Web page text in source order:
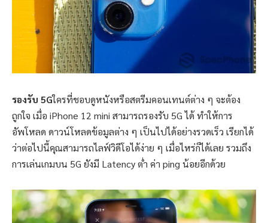
รองรับ 5Gใครที่ชอบดูหนังหรือสตรีมคอนเทนต์ต่าง ๆ จะต้อง
ถูกใจ เมื่อ iPhone 12 mini สามารถรองรับ 5G ได้ ทำให้การ
อัพโหลด ดาวน์โหลดข้อมูลต่าง ๆ เป็นไปได้อย่างรวดเร็ว เรียกได้
ว่าต่อไปนี้คุณสามารถไลฟ์วิดีโอได้ง่าย ๆ เมื่อไหร่ก็ได้เลย รวมถึง
การเล่นเกมบน 5G ยังมี Latency ต่ำ ค่า ping น้อยอีกด้วย